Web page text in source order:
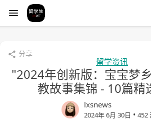
分享
留学资讯
"2024年创新版：宝宝梦
教故事集锦 - 10篇精
lxsnews
2024年 6月 30日 • 452